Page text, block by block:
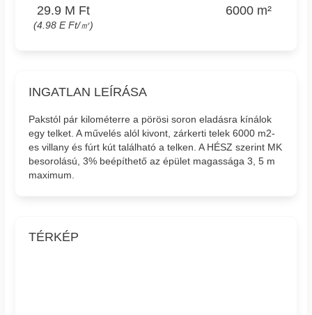
29.9 M Ft
(4.98 E Ft/㎡)
6000 m²
INGATLAN LEÍRÁSA
Pakstól pár kilométerre a pörösi soron eladásra kínálok
egy telket. A művelés alól kivont, zárkerti telek 6000 m2-
es villany és fúrt kút található a telken. A HÉSZ szerint MK
besorolású, 3% beépíthető az épület magassága 3, 5 m
maximum.
TÉRKÉP